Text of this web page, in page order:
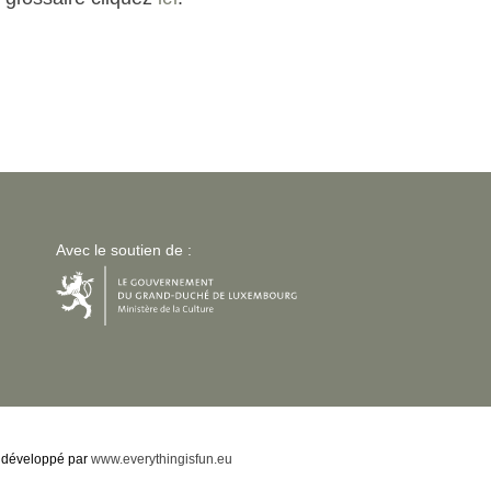
Avec le soutien de :
par www.everythingisfun.eu